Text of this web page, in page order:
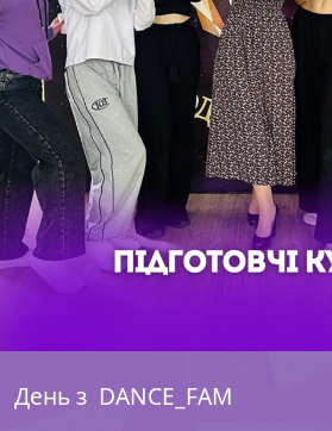
День з DANCE_FAM